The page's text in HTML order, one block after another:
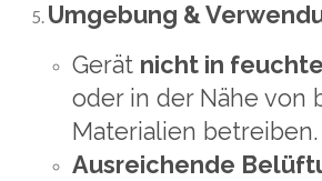
Umgebung &
Gerät nicht in
oder in der Nähe von
Materialien betreiben.
Ausreichende